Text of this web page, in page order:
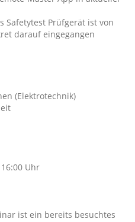
Safetytest Prüfgerät ist von
darauf eingegangen
(Elektrotechnik)
Uhr
ist ein bereits besuchtes